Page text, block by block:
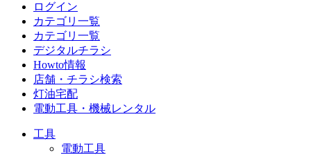
ログイン
カテゴリ一覧
カテゴリ一覧
デジタルチラシ
Howto情報
店舗・チラシ検索
灯油宅配
電動工具・機械レンタル
工具
電動工具